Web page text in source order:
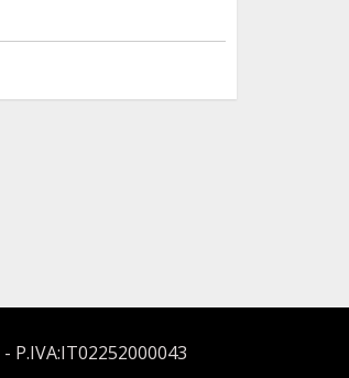
- P.IVA:IT02252000043